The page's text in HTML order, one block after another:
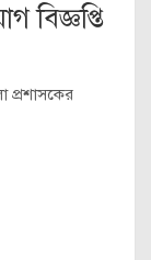
বিজ্ঞপ্তি
প্রশাসকের